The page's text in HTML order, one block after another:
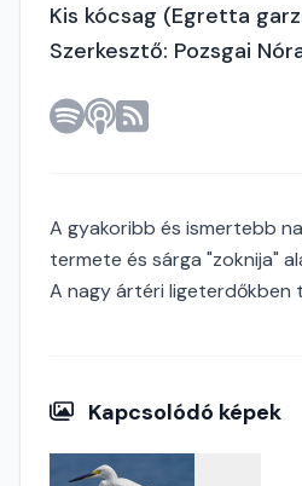
Kis kócsag (Egretta
Szerkesztő: Pozsgai
A gyakoribb és ismertebb
termete és sárga "zoknija"
A nagy ártéri ligeterdőkben
Kapcsolódó képek